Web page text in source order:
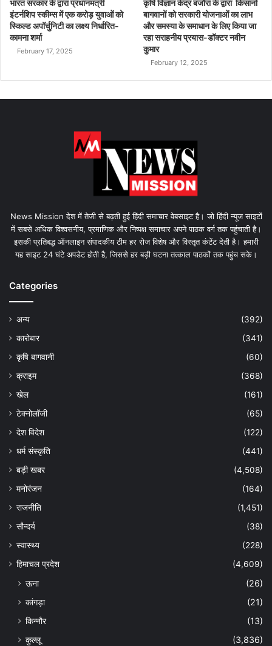
भारत सरकार के द्वारा प्रधानमंत्री
इंटर्नशिप स्कीम्स में एक करोड़ युवाओं को
स्किल्ड अपॉर्चुनिटी का लक्ष्य निर्धारित-
कामना शर्मा
February 17, 2025
कृषि विज्ञान केंद्र बजौरा के द्वारा किसानों
बागवानों को सरकारी योजनाओं का लाभ
और समस्या के समाधान के लिए किया जा
रहा सराहनीय प्रयास-डॉक्टर नवीन
कुमार
February 12, 2025
News Mission देश में तेजी से बढ़ती हुई हिंदी समाचार वेबसाइट है। जो हिंदी न्यूज साइटों
में सबसे अधिक विश्वसनीय, प्रमाणिक और निष्पक्ष समाचार अपने पाठक वर्ग तक पहुंचाती है।
इसकी प्रतिबद्ध ऑनलाइन संपादकीय टीम हर रोज विशेष और विस्तृत कंटेंट देती है। हमारी
यह साइट 24 घंटे अपडेट होती है, जिससे हर बड़ी घटना तत्काल पाठकों तक पहुंच सके।
Categories
अन्य
(392)
कारोबार
(341)
कृषि बागवानी
(60)
क्राइम
(368)
खेल
(161)
टेक्नोलॉजी
(65)
देश विदेश
(122)
धर्म संस्कृति
(441)
बड़ी खबर
(4,508)
मनोरंजन
(164)
राजनीति
(1,451)
सौन्दर्य
(38)
स्वास्थ्य
(228)
हिमाचल प्रदेश
(4,609)
ऊना
(26)
कांगड़ा
(21)
किन्नौर
(13)
कुल्लू
(3,836)